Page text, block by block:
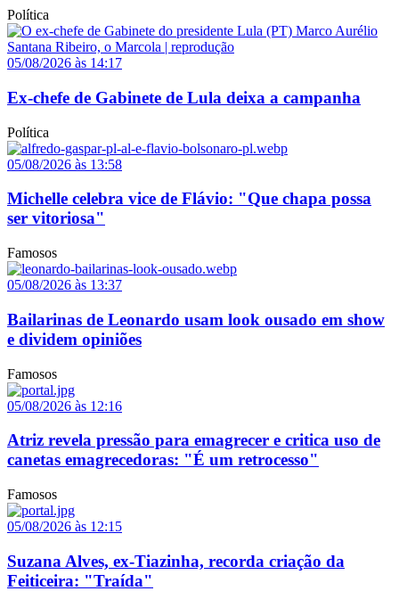
Política
05/08/2026 às 14:17
Ex-chefe de Gabinete de Lula deixa a campanha
Política
05/08/2026 às 13:58
Michelle celebra vice de Flávio: "Que chapa possa
ser vitoriosa"
Famosos
05/08/2026 às 13:37
Bailarinas de Leonardo usam look ousado em show
e dividem opiniões
Famosos
05/08/2026 às 12:16
Atriz revela pressão para emagrecer e critica uso de
canetas emagrecedoras: "É um retrocesso"
Famosos
05/08/2026 às 12:15
Suzana Alves, ex-Tiazinha, recorda criação da
Feiticeira: "Traída"